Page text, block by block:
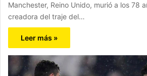
Manchester, Reino Unido, murió a los 78
creadora del traje del…
Leer más »